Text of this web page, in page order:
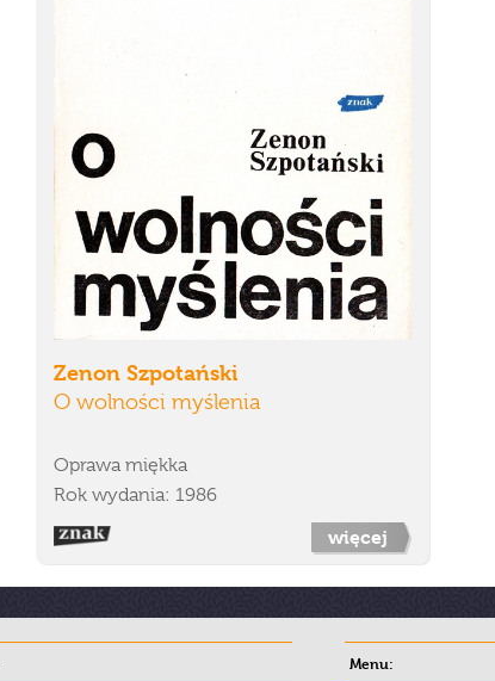
Zenon Szpotański
O wolności myślenia
Oprawa miękka
Rok wydania: 1986
więcej
Menu: